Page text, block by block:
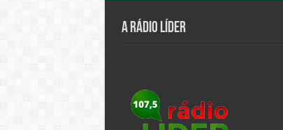
A Rádio Líder